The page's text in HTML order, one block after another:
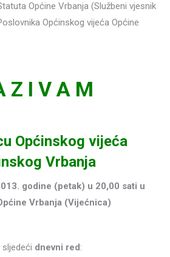
Općine Vrbanja (Službeni vjesnik
Općinskog vijeća Općine
Z I V A M
Općinskog vijeća
Vrbanja
godine (petak) u 20,00 sati u
Vrbanja (Vijećnica)
dnevni red: